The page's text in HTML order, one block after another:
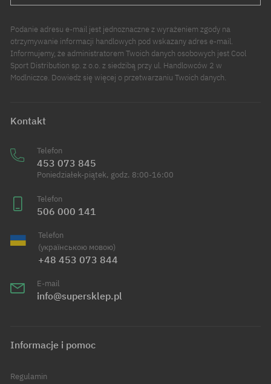
Podanie adresu e-mail jest jednoznaczne z wyrażeniem zgody na
otrzymywanie informacji handlowych pod wskazany adres e-mail.
Informujemy, że administratorem Twoich danych osobowych jest Cool
Sport Distribution sp. z o.o. z siedzibą przy ul. Handlowców 2 w
Modlniczce. Dowiedz się więcej o przetwarzaniu Twoich danych.
Kontakt
Telefon
453 073 845
Poniedziałek-piątek, godz. 8:00-16:00
Telefon
506 000 141
Telefon
(українською мовою)
+48 453 073 844
E-mail
info@supersklep.pl
Informacje i pomoc
Regulamin